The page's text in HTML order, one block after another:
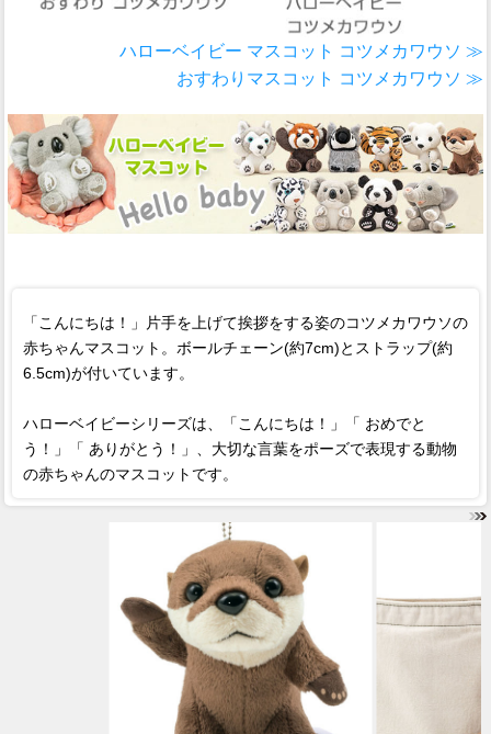
ハローベイビー マスコット コツメカワウソ ≫
おすわりマスコット コツメカワウソ ≫
「こんにちは！」片手を上げて挨拶をする姿のコツメカワウソの
赤ちゃんマスコット。ボールチェーン(約7cm)とストラップ(約
6.5cm)が付いています。
ハローベイビーシリーズは、「こんにちは！」「 おめでと
う！」「 ありがとう！」、大切な言葉をポーズで表現する動物
の赤ちゃんのマスコットです。